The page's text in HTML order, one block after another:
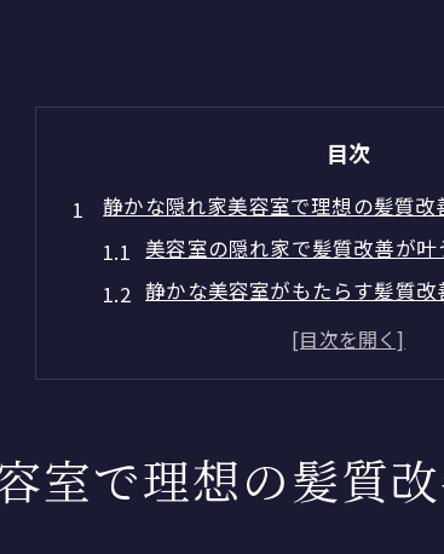
目次
静かな隠れ家美容室で理想の髪質改
美容室の隠れ家で髪質改善が叶
静かな美容室がもたらす髪質改
女性に人気の隠れ家美容室の魅
ひとり営業の美容室で受ける髪
プライベート空間を求めるあなた
美容室選びで重視したいプライ
室で理想の髪質